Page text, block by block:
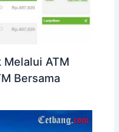
ATM
Bersama